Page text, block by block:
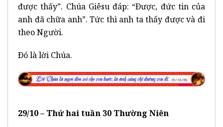
được thấy”. Chúa Giêsu đáp: “Ðược, đức tin của
anh đã chữa anh”. Tức thì anh ta thấy được và đi
theo Người.
Ðó là lời Chúa.
29/10 – Thứ hai tuần 30 Thường Niên